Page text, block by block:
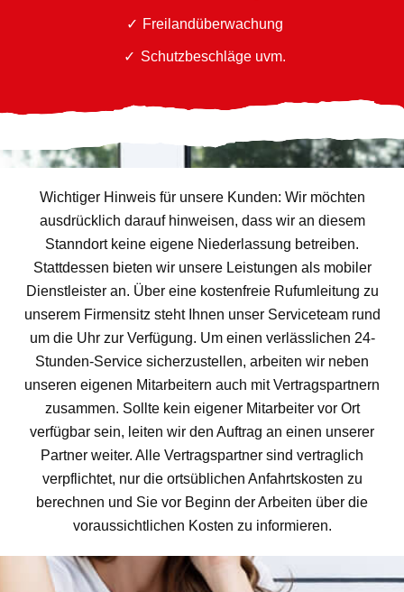
Freilandüberwachung
Schutzbeschläge uvm.
Wichtiger Hinweis für unsere Kunden: Wir möchten
ausdrücklich darauf hinweisen, dass wir an diesem
Stanndort keine eigene Niederlassung betreiben.
Stattdessen bieten wir unsere Leistungen als mobiler
Dienstleister an. Über eine kostenfreie Rufumleitung zu
unserem Firmensitz steht Ihnen unser Serviceteam rund
um die Uhr zur Verfügung. Um einen verlässlichen 24-
Stunden-Service sicherzustellen, arbeiten wir neben
unseren eigenen Mitarbeitern auch mit Vertragspartnern
zusammen. Sollte kein eigener Mitarbeiter vor Ort
verfügbar sein, leiten wir den Auftrag an einen unserer
Partner weiter. Alle Vertragspartner sind vertraglich
verpflichtet, nur die ortsüblichen Anfahrtskosten zu
berechnen und Sie vor Beginn der Arbeiten über die
voraussichtlichen Kosten zu informieren.